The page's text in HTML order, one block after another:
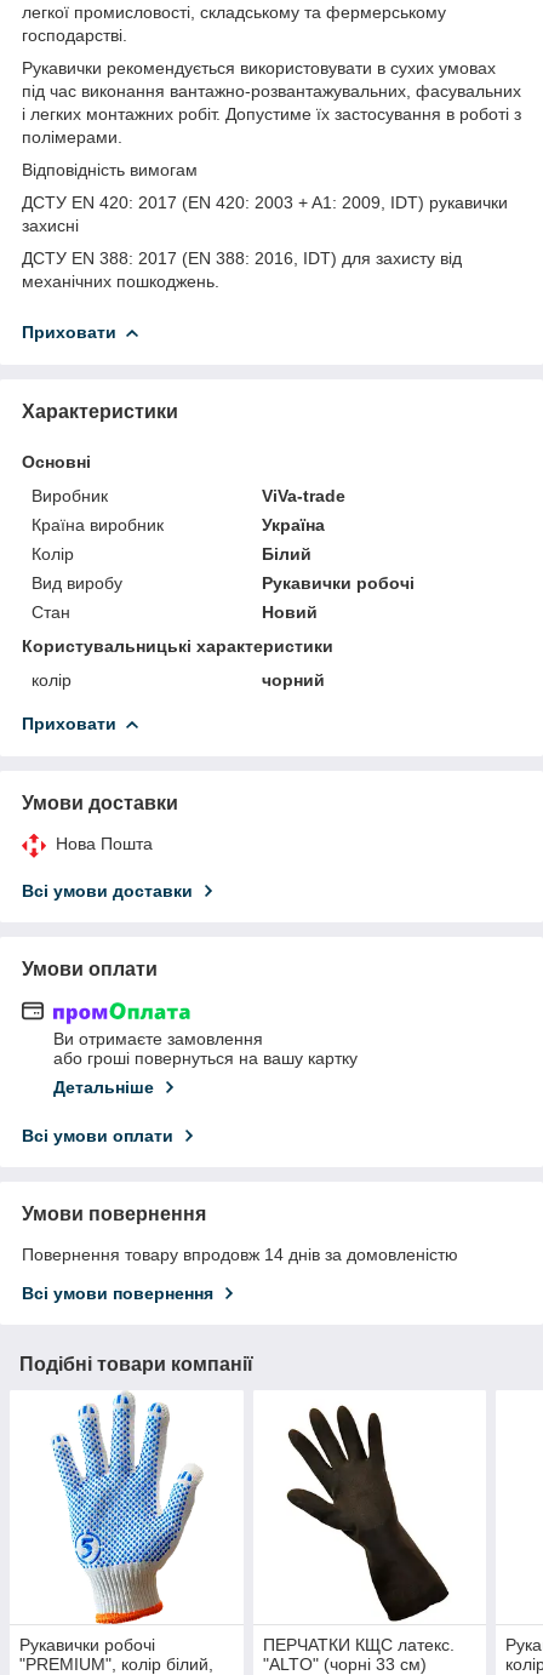
легкої промисловості, складському та фермерському
господарстві.
Рукавички рекомендується використовувати в сухих умовах
під час виконання вантажно-розвантажувальних, фасувальних
і легких монтажних робіт. Допустиме їх застосування в роботі з
полімерами.
Відповідність вимогам
ДСТУ ЕN 420: 2017 (EN 420: 2003 + A1: 2009, IDT) рукавички
захисні
ДСТУ EN 388: 2017 (EN 388: 2016, IDT) для захисту від
механічних пошкоджень.
Приховати
Характеристики
Основні
Виробник
ViVa-trade
Країна виробник
Україна
Колір
Білий
Вид виробу
Рукавички робочі
Стан
Новий
Користувальницькі характеристики
колір
чорний
Приховати
Умови доставки
Нова Пошта
Всі умови доставки
Умови оплати
Ви отримаєте замовлення
або гроші повернуться на вашу картку
Детальніше
Всі умови оплати
Умови повернення
Повернення товару впродовж 14 днів за домовленістю
Всі умови повернення
Подібні товари компанії
Рукавички робочі
"PREMIUM", колір білий,
ПЕРЧАТКИ КЩС латекс.
"ALTO" (чорні 33 см)